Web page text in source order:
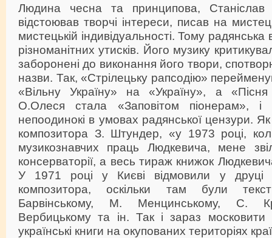
Людина чесна та принципова,
відстоював творчі інтереси, писав на
мистецькій індивідуальності. Тому
різноманітних утисків. Його музику
заборонені до виконання його твори,
назви. Так, «Стрілецьку рапсодію»
«Вільну Україну» на «Україну», а
О.Олеся стала «Заповітом піонерам», і
непоодинокі в умовах радянської цензури.
композитора З. Штундер, «у 1973 році,
музикознавчих праць Людкевича, мене
консерваторії, а весь тираж книжок
У 1971 році у Києві відмовили у
композитора, оскільки там були
Барвінському, М. Менцинському, С.
Вербицькому та ін. Так і зараз московити
українські книги на окупованих територіях